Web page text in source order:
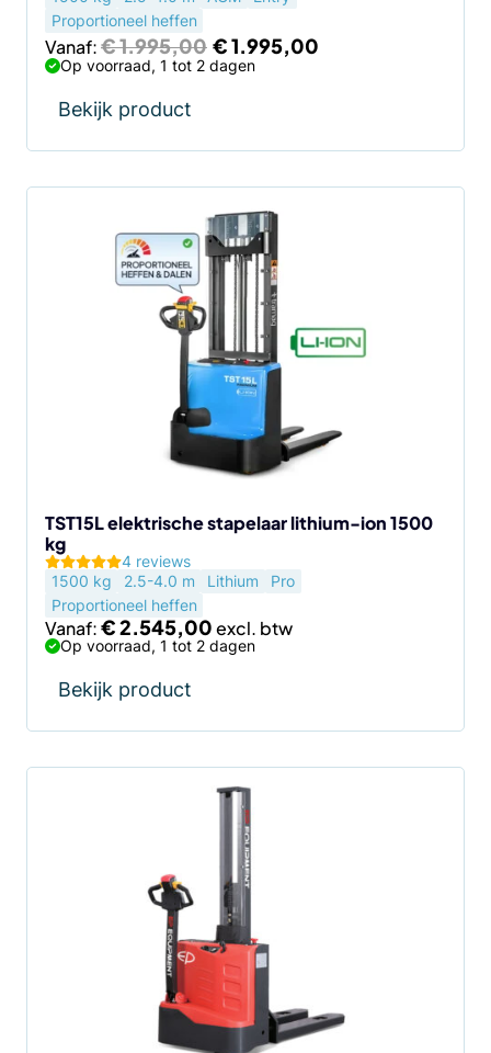
Proportioneel heffen
Vanaf:€1.995,00 Oorspronkelijke
prijs
was:
€1.995,00
Op voorraad, 1 tot 2 dagen
Bekijk product
TST15L elektrische stapelaar lithium-ion 1500
kg
4 reviews
1500 kg
2.5-4.0 m Lithium
Pro
Proportioneel heffen
Vanaf:€2.545,00
Op voorraad, 1 tot 2 dagen
Bekijk product
de
productpagina